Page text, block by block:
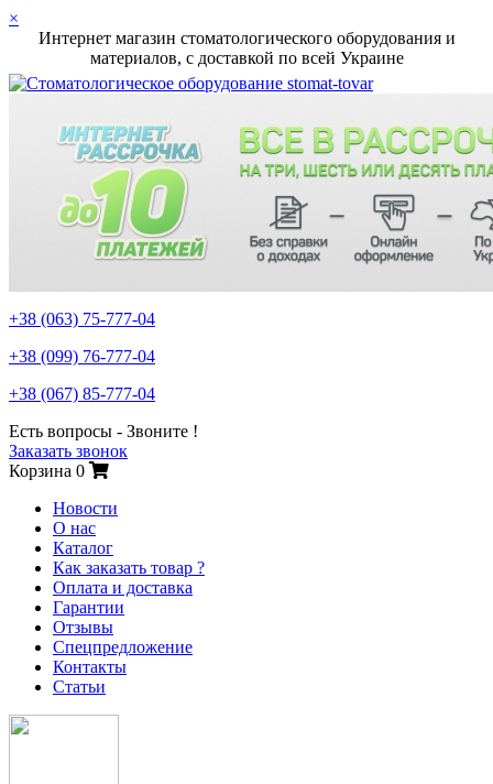
×
Интернет магазин стоматологического оборудования и
материалов, c доставкой по всей Украине
+38 (063) 75-777-04
+38 (099) 76-777-04
+38 (067) 85-777-04
Есть вопросы - Звоните !
Заказать звонок
Корзина 0
Новости
О нас
Каталог
Как заказать товар ?
Оплата и доставка
Гарантии
Отзывы
Спецпредложение
Контакты
Статьи